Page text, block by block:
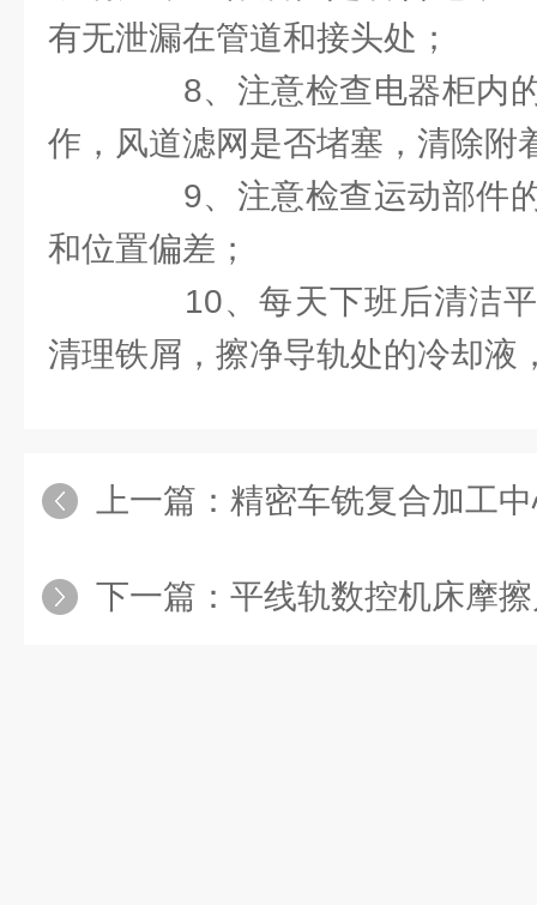
有无泄漏在管道和接头处；
8、注意检查电器柜内的
作，风道滤网是否堵塞，清除附
9、注意检查运动部件的
和位置偏差；
10、每天下班后清洁平
清理铁屑，擦净导轨处的冷却液
上一篇： 精密车铣复合加工中心的
下一篇： 平线轨数控机床摩